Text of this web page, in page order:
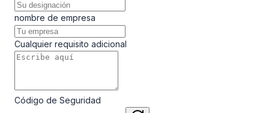
nombre de empresa
Cualquier requisito adicional
Código de Seguridad